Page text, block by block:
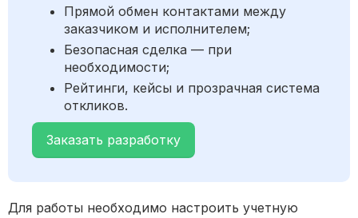
Прямой обмен контактами между
заказчиком и исполнителем;
Безопасная сделка — при
необходимости;
Рейтинги, кейсы и прозрачная система
откликов.
Заказать разработку
Для работы необходимо настроить учетную